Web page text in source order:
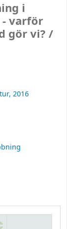
i
varför
gör vi? /
2016